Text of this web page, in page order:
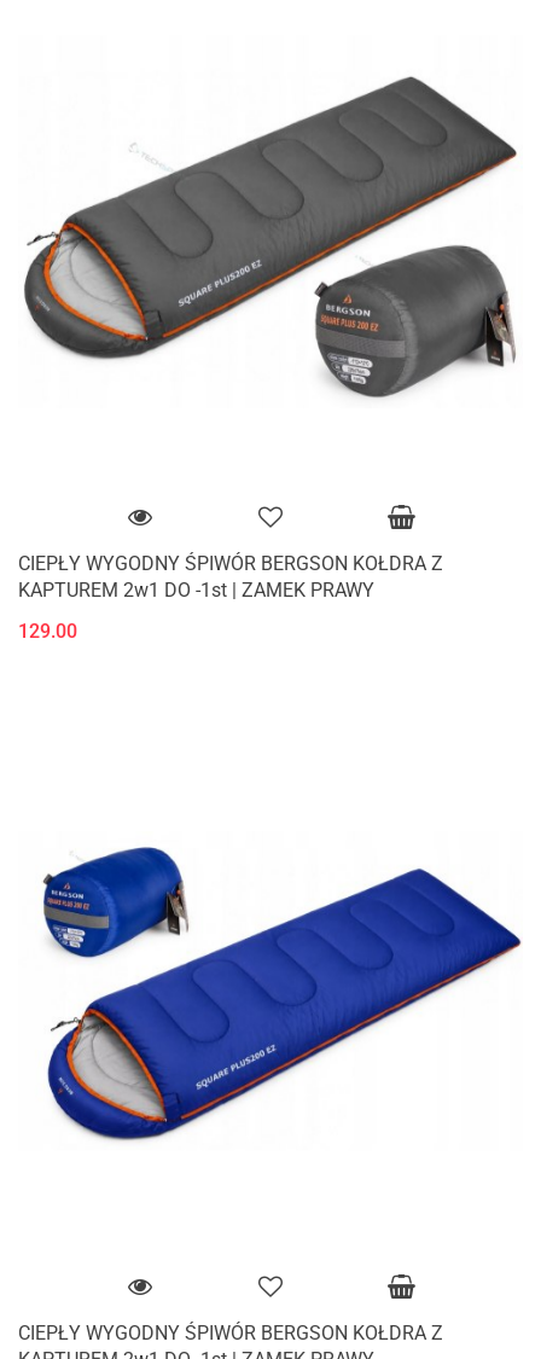
CIEPŁY WYGODNY ŚPIWÓR BERGSON KOŁDRA Z
KAPTUREM 2w1 DO -1st | ZAMEK PRAWY
129.00
CIEPŁY WYGODNY ŚPIWÓR BERGSON KOŁDRA Z